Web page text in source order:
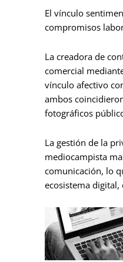
El vínculo
compromisos
La creadora de
comercial
vínculo afectivo
ambos
fotográficos
La gestión de la
mediocampista
comunicación, lo
ecosistema